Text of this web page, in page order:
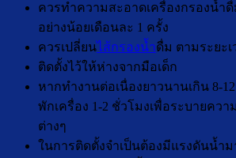
ควรทำความสะอาดเครื่องกรองน้ำ
อย่างน้อยเดือนละ 1 ครั้ง
ควรเปลี่ยนไส้กรองน้ำดื่ม ตามระยะ
ติดตั้งไว้ให้ห่างจากมือเด็ก
หากทำงานต่อเนื่องยาวนานเกิน 8-
พักเครื่อง 1-2 ชั่วโมงเพื่อระบายคว
ต่างๆ
ในการติดตั้งจำเป็นต้องมีแรงดันน้ำม